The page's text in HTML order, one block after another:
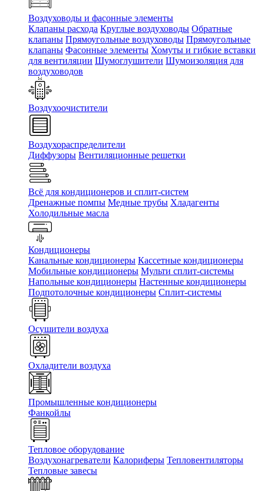
Воздуховоды и фасонные элементы
Клапаны расхода Круглые воздуховоды Обратные
клапаны Прямоугольные воздуховоды Прямоугольные
клапаны Фасонные элементы Хомуты и гибкие вставки
для вентиляции Шумоглушители Шумоизоляция для
воздуховодов
Воздухоочистители
Воздухораспределители
Диффузоры Вентиляционные решетки
Всё для кондиционеров и сплит-систем
Дренажные помпы Медные трубы Хладагенты
Холодильные масла
Кондиционеры
Канальные кондиционеры Кассетные кондиционеры
Мобильные кондиционеры Мульти сплит-системы
Напольные кондиционеры Настенные кондиционеры
Подпотолочные кондиционеры Сплит-системы
Осушители воздуха
Охладители воздуха
Промышленные кондиционеры
Фанкойлы
Тепловое оборудование
Воздухонагреватели Калориферы Тепловентиляторы
Тепловые завесы